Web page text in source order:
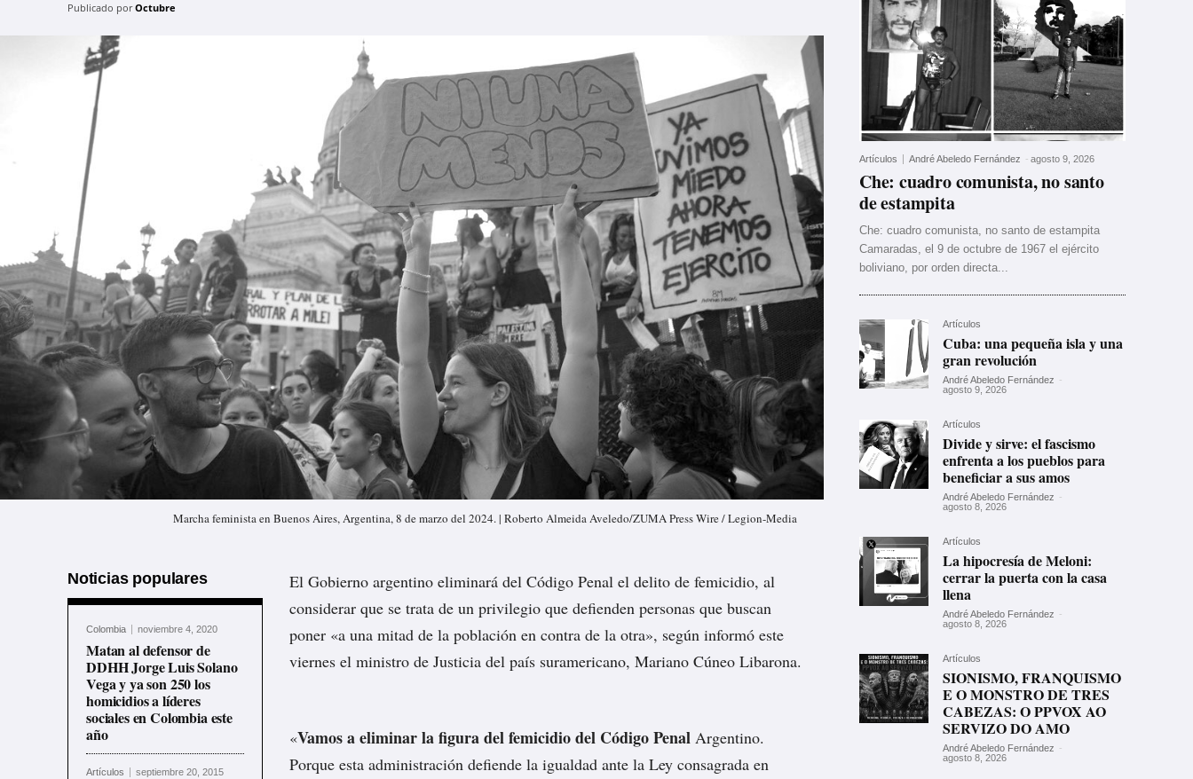
Publicado por Octubre
Marcha feminista en Buenos Aires, Argentina, 8 de marzo del 2024. | Roberto Almeida Aveledo/ZUMA Press Wire / Legion-Media
Noticias populares
Colombia noviembre 4, 2020
Matan al defensor de
DDHH Jorge Luis Solano
Vega y ya son 250 los
homicidios a líderes
sociales en Colombia este
año
Artículos septiembre 20, 2015
El Gobierno argentino eliminará del Código Penal el delito de femicidio, al
considerar que se trata de un privilegio que defienden personas que buscan
poner «a una mitad de la población en contra de la otra», según informó este
viernes el ministro de Justicia del país suramericano, Mariano Cúneo Libarona.
«Vamos a eliminar la figura del femicidio del Código Penal Argentino.
Porque esta administración defiende la igualdad ante la Ley consagrada en
Artículos André Abeledo Fernández - agosto 9, 2026
Che: cuadro comunista, no santo
de estampita
Che: cuadro comunista, no santo de estampita
Camaradas, el 9 de octubre de 1967 el ejército
boliviano, por orden directa...
Artículos
Cuba: una pequeña isla y una
gran revolución
André Abeledo Fernández -
agosto 9, 2026
Artículos
Divide y sirve: el fascismo
enfrenta a los pueblos para
beneficiar a sus amos
André Abeledo Fernández -
agosto 8, 2026
Artículos
La hipocresía de Meloni:
cerrar la puerta con la casa
llena
André Abeledo Fernández -
agosto 8, 2026
Artículos
SIONISMO, FRANQUISMO
E O MONSTRO DE TRES
CABEZAS: O PPVOX AO
SERVIZO DO AMO
André Abeledo Fernández -
agosto 8, 2026